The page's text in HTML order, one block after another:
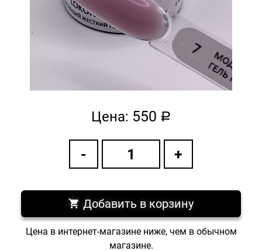
Цена: 550 a
Добавить в корзину
Цена в интернет-магазине ниже, чем в обычном
магазине.